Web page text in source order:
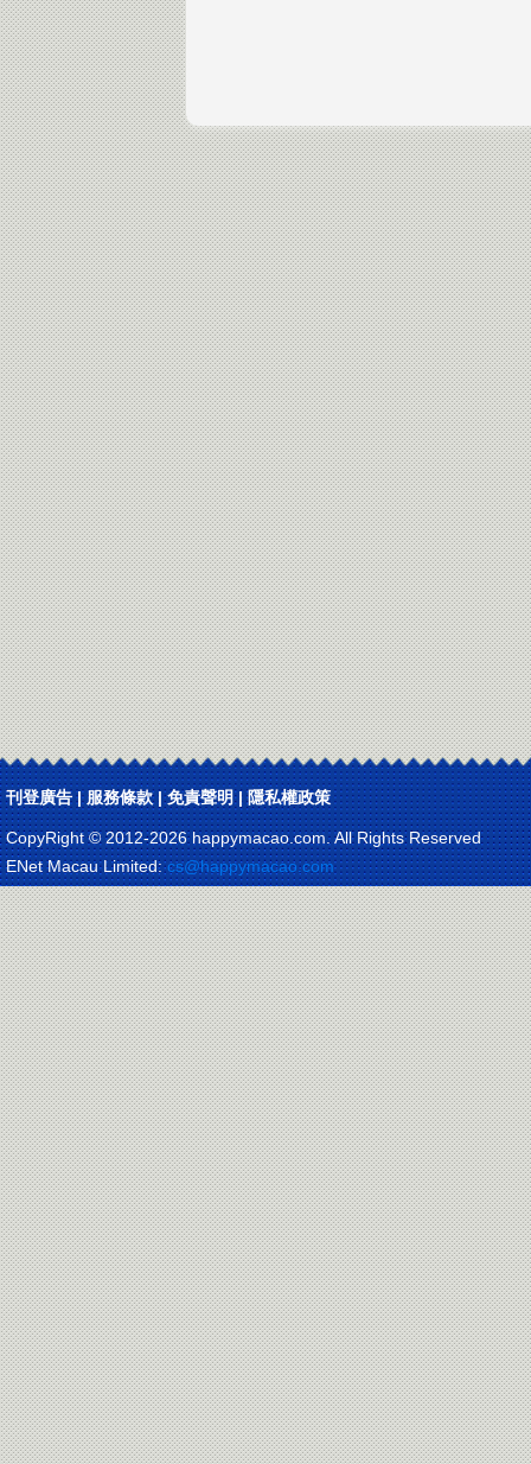
刊登廣告|服務條款|免責聲明|隱私權政策
CopyRight © 2012-2026 happymacao.com. All Rights Reserved
ENet Macau Limited:cs@happymacao.com